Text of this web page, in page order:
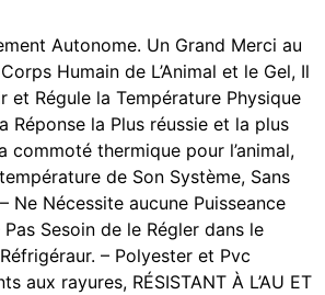
Autonome. Un Grand Merci au
Humain de L’Animal et le Gel, Il
et Régule la Température Physique
Réponse la Plus réussie et la plus
commoté ​​thermique pour l’animal,
de Son Système, Sans
Ne Nécessite aucune Puisseance
Sesoin de le Régler dans le
– Polyester et Pvc
aux rayures, RÉSISTANT À L’AU ET